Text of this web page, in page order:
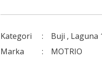
Kategori Buji , Laguna
Marka
MOTRIO